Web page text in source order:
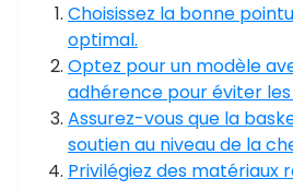
Choisissez la bonne
optimal.
Optez pour un modèle
adhérence pour éviter les
Assurez-vous que la
soutien au niveau de la
Privilégiez des matériaux